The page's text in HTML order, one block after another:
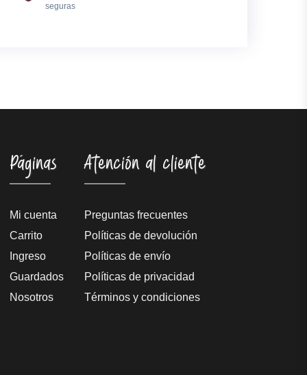
seguras
Páginas
Mi cuenta
Carrito
Ingreso
Guardados
Nosotros
Atención al cliente
Preguntas frecuentes
Políticas de devolución
Políticas de envío
Políticas de privacidad
Términos y condiciones